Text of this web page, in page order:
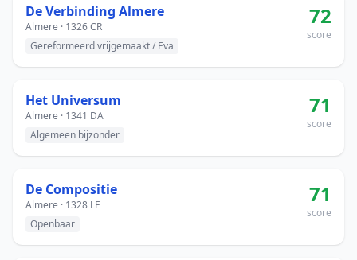
De Verbinding Almere
Almere · 1326 CR
Gereformeerd vrijgemaakt / Eva
72
score
Het Universum
Almere · 1341 DA
Algemeen bijzonder
71
score
De Compositie
Almere · 1328 LE
Openbaar
71
score